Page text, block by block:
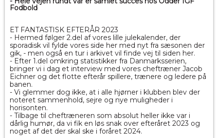
Fodbold
ET FANTASTISK EFTERÅR 2023
- Hermed følger 2.del af vores lille julekalender, der
sporadisk vil fylde vores side her med nyt fra sæsonen der
gik, - men også en tur i arkivet vil finde vej til siden her.
- Efter 1.del omkring statistikker fra Danmarksserien,
bringer vi i dag et interview med vores cheftræner Jacob
Eichner og det flotte efterår spillere, trænere og ledere på
banen.
- Vi glemmer dog ikke, at i alle hjørner i klubben blev der
noteret sammenhold, sejre og nye muligheder i
horisonten.
- Tilbage til cheftræneren som absolut heller ikke var i
dårlig humør, da vi fik en løs snak over efteråret 2023 og
noget af det der skal ske i foråret 2024.